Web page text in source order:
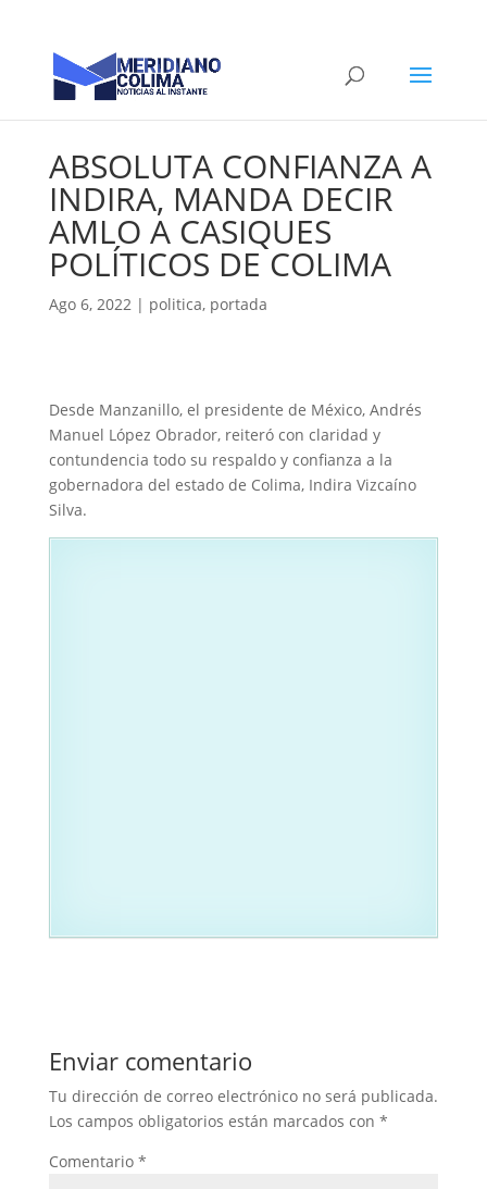
ABSOLUTA CONFIANZA A
INDIRA, MANDA DECIR
AMLO A CASIQUES
POLÍTICOS DE COLIMA
Ago 6, 2022| politica, portada
Desde Manzanillo, el presidente de México, Andrés
Manuel López Obrador, reiteró con claridad y
contundencia todo su respaldo y confianza a la
gobernadora del estado de Colima, Indira Vizcaíno
Silva.
Enviar comentario
Tu dirección de correo electrónico no será publicada.
Los campos obligatorios están marcados con *
Comentario *